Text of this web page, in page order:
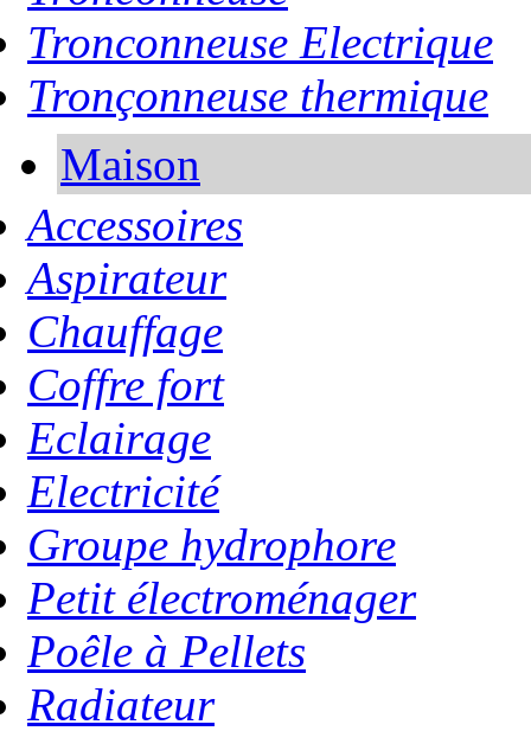
Tronconneuse Electrique
Tronçonneuse thermique
Maison
Accessoires
Aspirateur
Chauffage
Coffre fort
Eclairage
Electricité
Groupe hydrophore
Petit électroménager
Poêle à Pellets
Radiateur